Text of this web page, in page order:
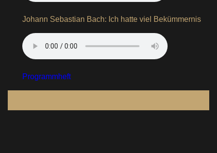
Johann Sebastian Bach: Ich hatte viel Bekümmernis
Programmheft